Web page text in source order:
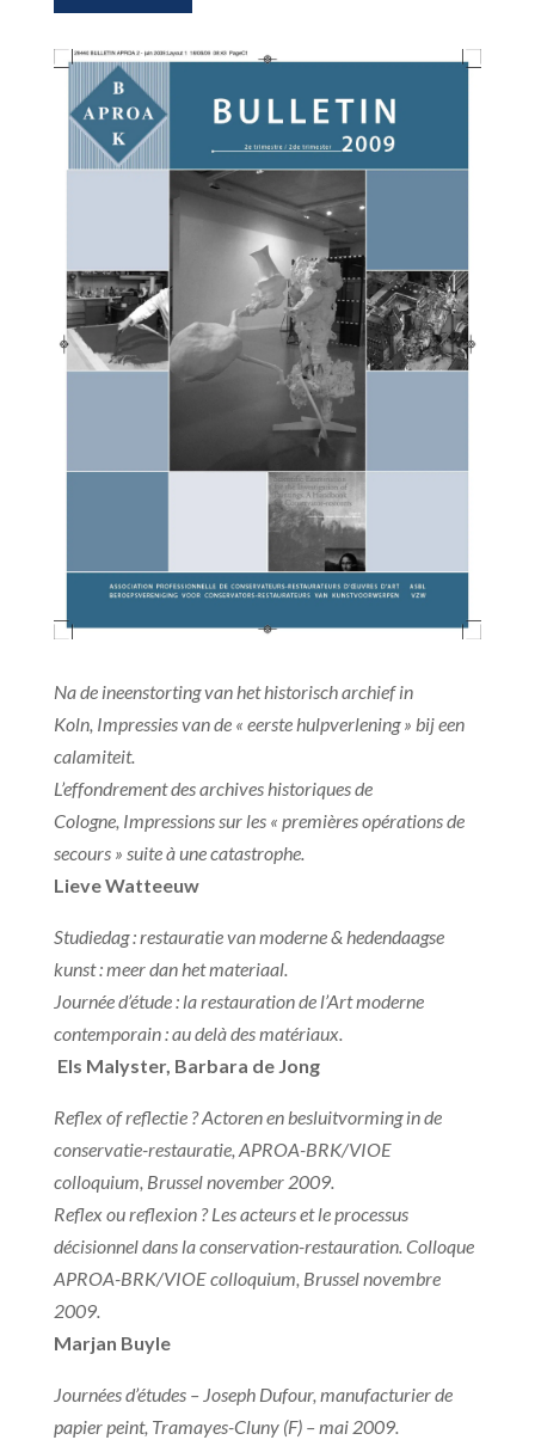
Na de ineenstorting van het historisch archief in
Koln, Impressies van de « eerste hulpverlening » bij een
calamiteit.
L’effondrement des archives historiques de
Cologne, Impressions sur les « premières opérations de
secours » suite à une catastrophe.
Lieve Watteeuw
Studiedag : restauratie van moderne & hedendaagse
kunst : meer dan het materiaal.
Journée d’étude : la restauration de l’Art moderne
contemporain : au delà des matériaux.
Els Malyster, Barbara de Jong
Reflex of reflectie ? Actoren en besluitvorming in de
conservatie-restauratie, APROA-BRK/VIOE
colloquium, Brussel november 2009.
Reflex ou reflexion ? Les acteurs et le processus
décisionnel dans la conservation-restauration.Colloque
APROA-BRK/VIOE colloquium, Brussel novembre
2009.
Marjan Buyle
Journées d’études – Joseph Dufour, manufacturier de
papier peint, Tramayes-Cluny (F) – mai 2009.